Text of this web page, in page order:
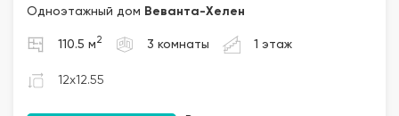
Одноэтажный дом Веванта-Хелен
110.5 м 2 3 комнаты 1 этаж
12x12.55